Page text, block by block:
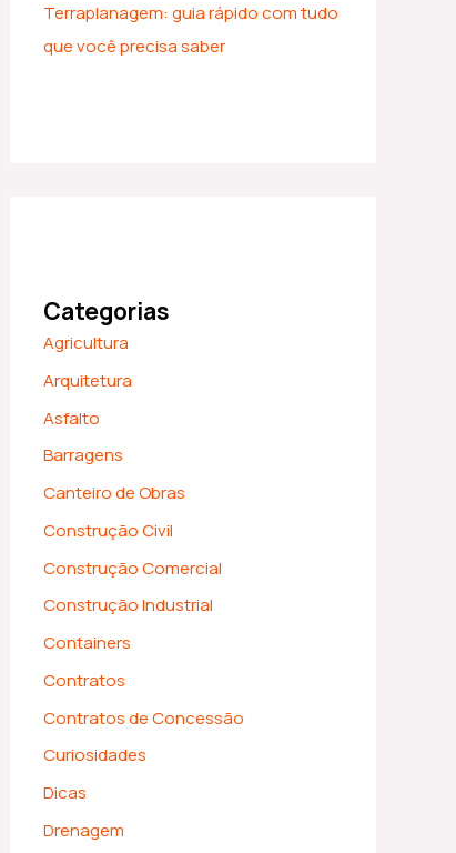
Terraplanagem: guia rápido com tudo
que você precisa saber
Categorias
Agricultura
Arquitetura
Asfalto
Barragens
Canteiro de Obras
Construção Civil
Construção Comercial
Construção Industrial
Containers
Contratos
Contratos de Concessão
Curiosidades
Dicas
Drenagem